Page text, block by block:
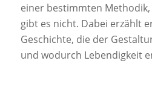
einer bestimmten Methodik,
gibt es nicht. Dabei erzählt
Geschichte, die der
und wodurch Lebendigkeit